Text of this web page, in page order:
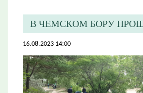
В ЧЕМСКОМ БОРУ
16.08.2023 14:00